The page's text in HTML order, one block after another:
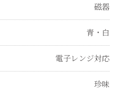
磁器
青・白
電子レンジ対応
珍味